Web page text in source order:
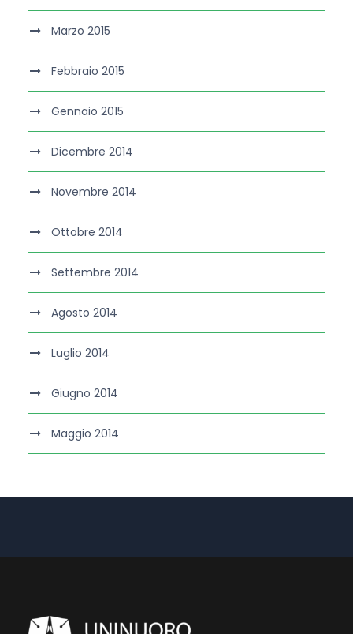
Marzo 2015
Febbraio 2015
Gennaio 2015
Dicembre 2014
Novembre 2014
Ottobre 2014
Settembre 2014
Agosto 2014
Luglio 2014
Giugno 2014
Maggio 2014